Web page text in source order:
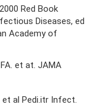
Red Book
Diseases, ed
Academy of
et at. JAMA
et al Pedi.itr Infect.